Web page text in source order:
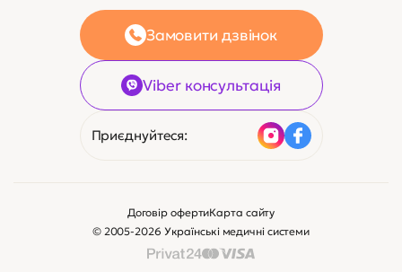
Замовити дзвінок
Viber консультація
Приєднуйтеся:
© 2005-2026 Українські медичні системи
Договір офертиКарта сайту